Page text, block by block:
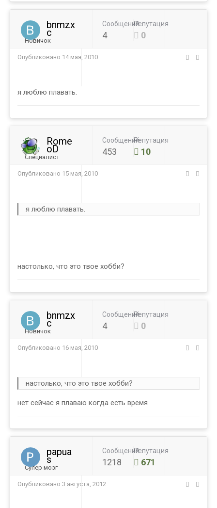
bnmzx
c
Новичок
Сообщений
4
Репутация
0
Опубликовано 14 мая, 2010
я люблю плавать.
Rome
oD
Специалист
Сообщений
453
Репутация
10
Опубликовано 15 мая, 2010
я люблю плавать.
настолько, что это твое хобби?
bnmzx
c
Новичок
Сообщений
4
Репутация
0
Опубликовано 16 мая, 2010
настолько, что это твое хобби?
нет сейчас я плаваю когда есть время
papua
s
Супер мозг
Сообщений
1218
Репутация
671
Опубликовано 3 августа, 2012